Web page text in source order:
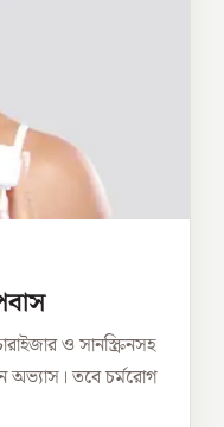
ও সানস্ক্রিনসহ
অভ্যাস। তবে চর্মরোগ